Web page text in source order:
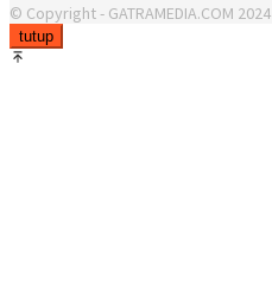
© Copyright - GATRAMEDIA.COM 2024
tutup